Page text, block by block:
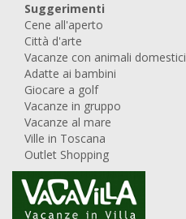
Suggerimenti
Cene all'aperto
Città d'arte
Vacanze con animali domestici
Adatte ai bambini
Giocare a golf
Vacanze in gruppo
Vacanze al mare
Ville in Toscana
Outlet Shopping